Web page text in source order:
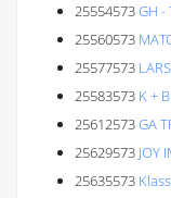
25554573GH -
25560573
25577573
25583573 K +
25612573GA
25629573 JOY
25635573